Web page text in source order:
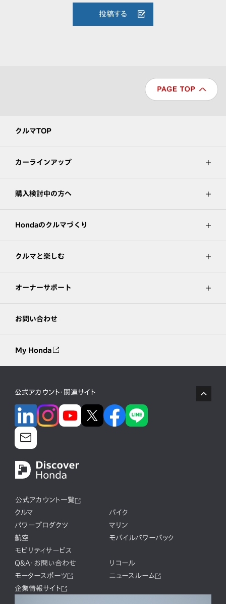
投稿する
クルマTOP
カーラインアップ
購入検討中の方へ
Hondaのクルマづくり
クルマと楽しむ
オーナーサポート
お問い合わせ
My Honda
公式アカウント・関連サイト
公式アカウント一覧
クルマ
バイク
パワープロダクツ
マリン
航空
モバイルパワーパック
モビリティサービス
Q&A・お問い合わせ
リコール
モータースポーツ
ニュースルーム
企業情報サイト